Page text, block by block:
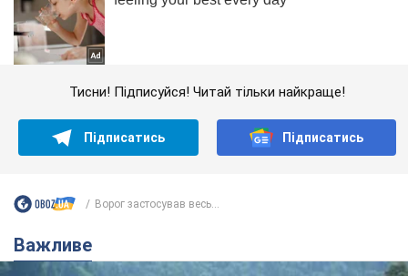
Тисни! Підписуйся! Читай тільки найкраще!
Підписатись Підписатись
Ворог застосував весь...
Важливе